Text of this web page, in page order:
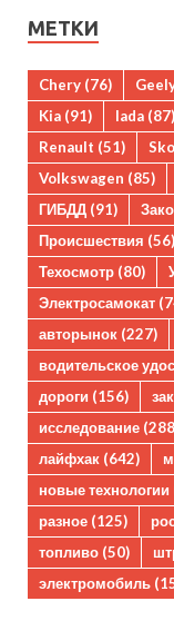
МЕТКИ
Chery (76)
Kia (91) lada (87)
Renault (51)
Volkswagen (85)
ГИБДД (91)
Происшествия (56)
Техосмотр (80)
Электросамокат
авторынок (227)
водительское
дороги (156)
исследование
лайфхак (642)
новые технологии
разное (125)
топливо (50)
электромобиль